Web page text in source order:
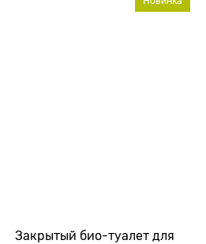
Закрытый био-туалет для